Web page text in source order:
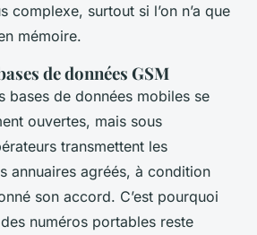
complexe, surtout si l’on n’a que
mémoire.
de données GSM
bases de données mobiles se
ouvertes, mais sous
transmettent les
annuaires agréés, à condition
son accord. C’est pourquoi
numéros portables reste